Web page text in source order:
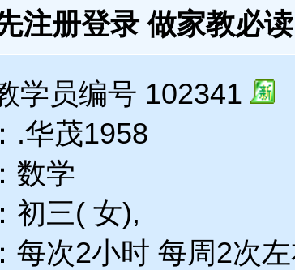
注册登录做家教必读
学员编号 102341
.华茂1958
数学
初三( 女),
每次2小时 每周2次